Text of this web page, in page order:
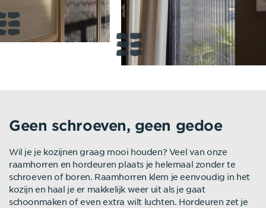
Geen schroeven, geen gedoe
Wil je je kozijnen graag mooi houden? Veel van onze
raamhorren en hordeuren plaats je helemaal zonder te
schroeven of boren. Raamhorren klem je eenvoudig in het
kozijn en haal je er makkelijk weer uit als je gaat
schoonmaken of even extra wilt luchten. Hordeuren zet je